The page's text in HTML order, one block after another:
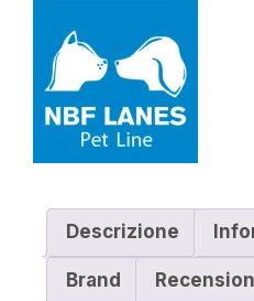
Descrizione
Brand